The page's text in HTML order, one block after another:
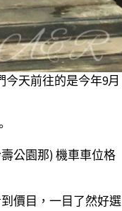
天前往的是今年9月
公園那) 機車車位格
價目，一目了然好選